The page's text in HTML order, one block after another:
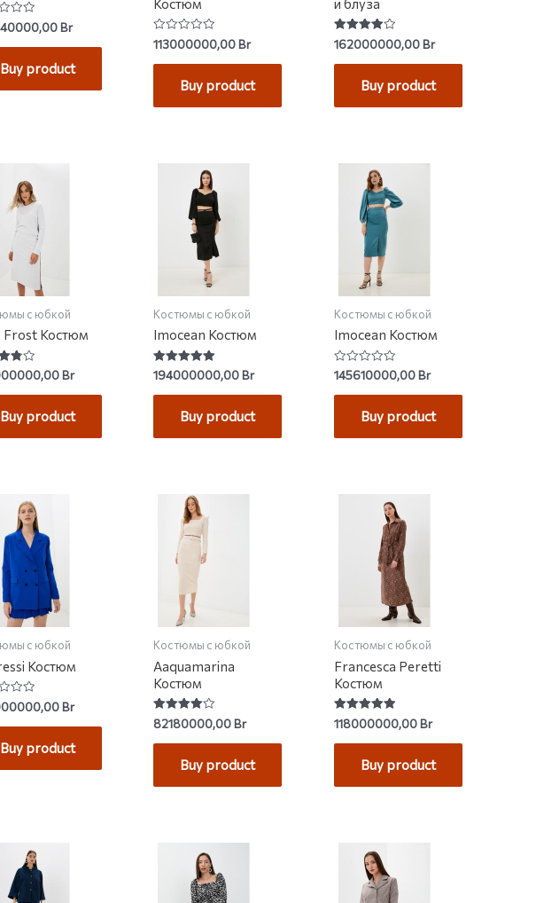
Br
Buy product
Костюм
Rated
0
out
113000000,00Br
Buy product
и блуза
Rated
4.00
out of 5
162000000,00Br
Buy product
с юбкой
Frost Костюм
5
Br
Buy product
Костюмы с юбкой
Imocean Костюм
Rated
5.00
out of 5
194000000,00Br
Buy product
Костюмы с юбкой
Imocean Костюм
Rated
0
out
145610000,00Br
Buy product
с юбкой
Костюм
Br
Buy product
Костюмы с юбкой
Aaquamarina
Костюм
Rated
4.00
out of 5
82180000,00Br
Buy product
Костюмы с юбкой
Francesca Peretti
Костюм
Rated
5.00
out of 5
118000000,00Br
Buy product